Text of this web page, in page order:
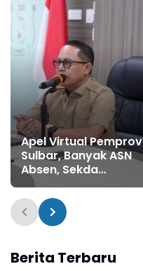
Apel Virtual Pemprov
Sulbar, Banyak ASN
Absen, Sekda
Perintahkan Sidak
Mendadak
Berita Terbaru